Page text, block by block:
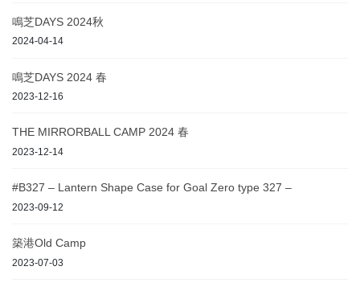
鳴芝DAYS 2024秋
2024-04-14
鳴芝DAYS 2024 春
2023-12-16
THE MIRRORBALL CAMP 2024 春
2023-12-14
#B327 – Lantern Shape Case for Goal Zero type 327 –
2023-09-12
築港Old Camp
2023-07-03